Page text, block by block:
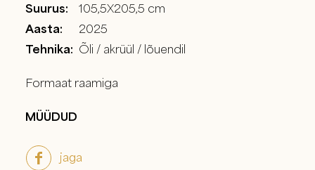
Suurus:
105,5X205,5 cm
Aasta:
2025
Tehnika: Õli / akrüül / lõuendil
Formaat raamiga
MÜÜDUD
 jaga